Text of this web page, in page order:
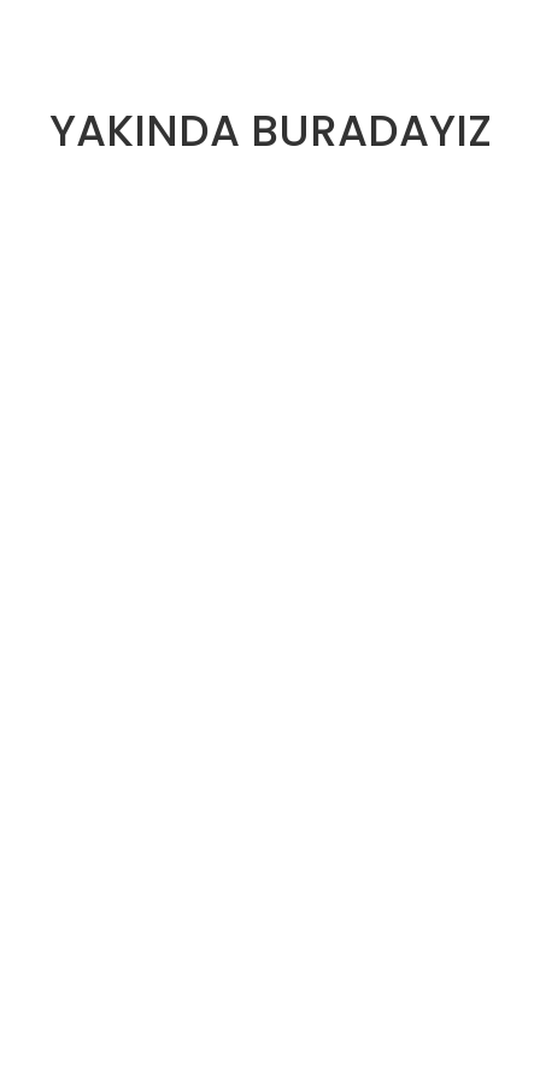
YAKINDA BURADAYIZ